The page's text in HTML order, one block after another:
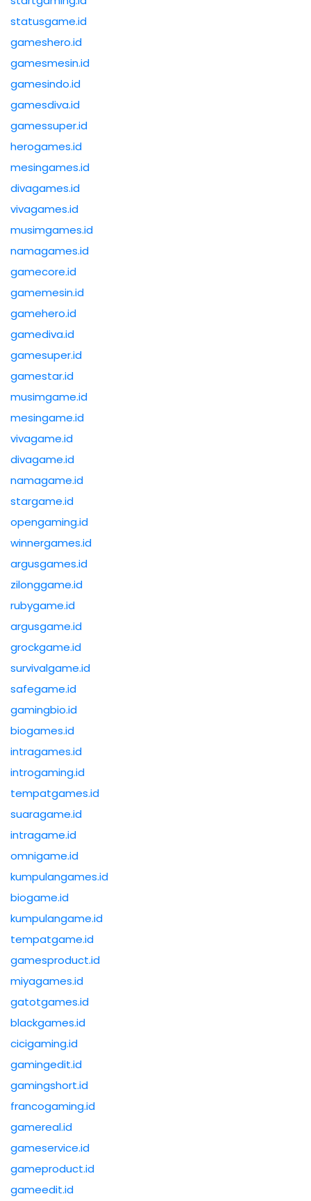
statusgame.id
gameshero.id
gamesmesin.id
gamesindo.id
gamesdiva.id
gamessuper.id
herogames.id
mesingames.id
divagames.id
vivagames.id
musimgames.id
namagames.id
gamecore.id
gamemesin.id
gamehero.id
gamediva.id
gamesuper.id
gamestar.id
musimgame.id
mesingame.id
vivagame.id
divagame.id
namagame.id
stargame.id
opengaming.id
winnergames.id
argusgames.id
zilonggame.id
rubygame.id
argusgame.id
grockgame.id
survivalgame.id
safegame.id
gamingbio.id
biogames.id
intragames.id
introgaming.id
tempatgames.id
suaragame.id
intragame.id
omnigame.id
kumpulangames.id
biogame.id
kumpulangame.id
tempatgame.id
gamesproduct.id
miyagames.id
gatotgames.id
blackgames.id
cicigaming.id
gamingedit.id
gamingshort.id
francogaming.id
gamereal.id
gameservice.id
gameproduct.id
gameedit.id